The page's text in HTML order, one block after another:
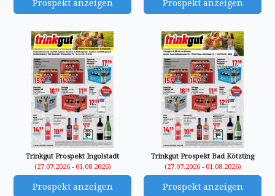
Prospekt anzeigen Prospekt anzeigen
Trinkgut Prospekt Ingolstadt
(27.07.2026 - 01.08.2026)
Prospekt anzeigen
Trinkgut Prospekt Bad Kötzting
(27.07.2026 - 01.08.2026)
Prospekt anzeigen